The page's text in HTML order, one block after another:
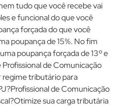
tudo que você recebe vai
e funcional do que você
forçada do que você
poupança de 15%. No fim
poupança forçada de 13º e
de Comunicação
regime tributário para
de Comunicação
sua carga tributária